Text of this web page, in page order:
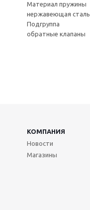
Материал пружины
нержавеющая сталь
Подгруппа
обратные клапаны
КОМПАНИЯ
Новости
Магазины